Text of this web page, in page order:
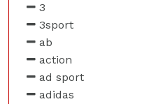
3
3sport
ab
action
ad sport
adidas